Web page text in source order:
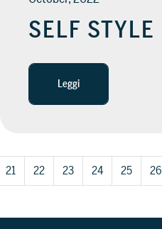
SELF STYLE
Leggi
21 22 23 24 25 26